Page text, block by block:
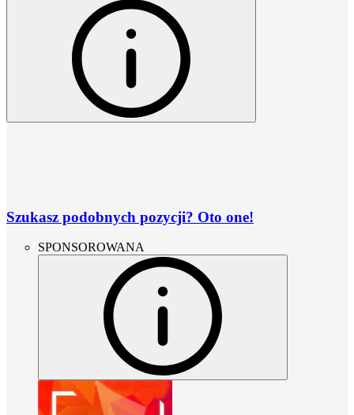
Szukasz podobnych pozycji? Oto one!
SPONSOROWANA